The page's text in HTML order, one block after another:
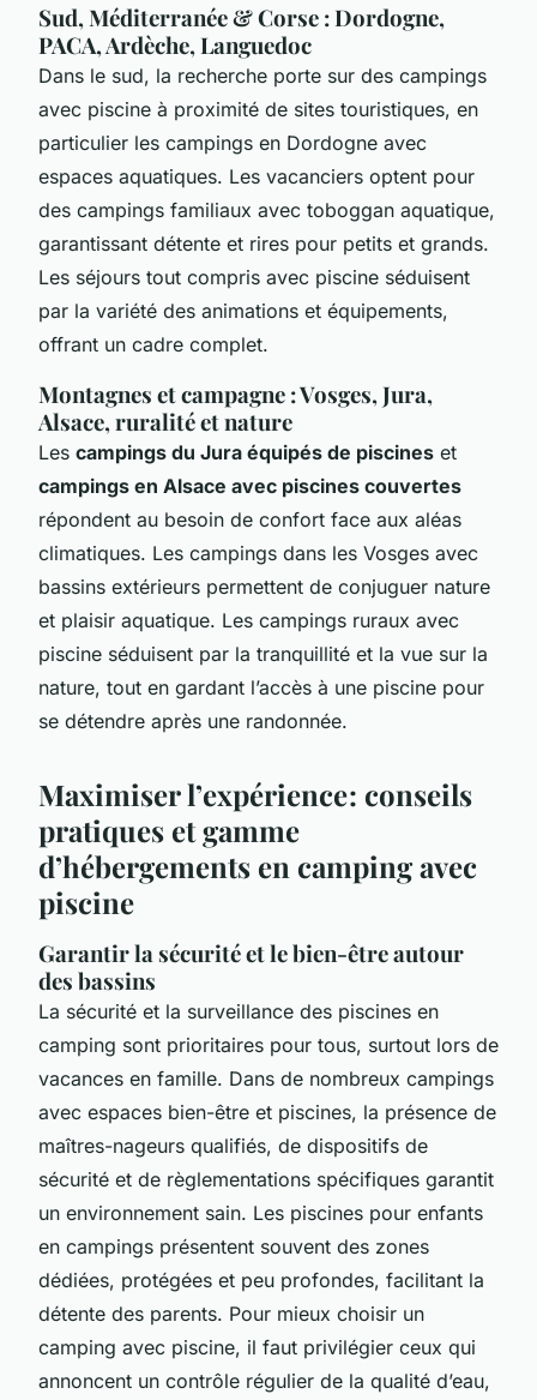
Sud, Méditerranée & Corse : Dordogne,
PACA, Ardèche, Languedoc
Dans le sud, la recherche porte sur des campings
avec piscine à proximité de sites touristiques, en
particulier les campings en Dordogne avec
espaces aquatiques. Les vacanciers optent pour
des campings familiaux avec toboggan aquatique,
garantissant détente et rires pour petits et grands.
Les séjours tout compris avec piscine séduisent
par la variété des animations et équipements,
offrant un cadre complet.
Montagnes et campagne : Vosges, Jura,
Alsace, ruralité et nature
Les campings du Jura équipés de piscines et
campings en Alsace avec piscines couvertes
répondent au besoin de confort face aux aléas
climatiques. Les campings dans les Vosges avec
bassins extérieurs permettent de conjuguer nature
et plaisir aquatique. Les campings ruraux avec
piscine séduisent par la tranquillité et la vue sur la
nature, tout en gardant l’accès à une piscine pour
se détendre après une randonnée.
Maximiser l’expérience : conseils
pratiques et gamme
d’hébergements en camping avec
piscine
Garantir la sécurité et le bien-être autour
des bassins
La sécurité et la surveillance des piscines en
camping sont prioritaires pour tous, surtout lors de
vacances en famille. Dans de nombreux campings
avec espaces bien-être et piscines, la présence de
maîtres-nageurs qualifiés, de dispositifs de
sécurité et de règlementations spécifiques garantit
un environnement sain. Les piscines pour enfants
en campings présentent souvent des zones
dédiées, protégées et peu profondes, facilitant la
détente des parents. Pour mieux choisir un
camping avec piscine, il faut privilégier ceux qui
annoncent un contrôle régulier de la qualité d’eau,